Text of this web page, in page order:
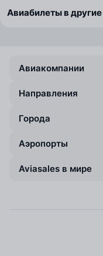
Авиабилеты в
Авиакомпании
Направления
Города
Аэропорты
Aviasales в мире